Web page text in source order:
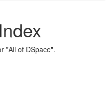
"All of DSpace".